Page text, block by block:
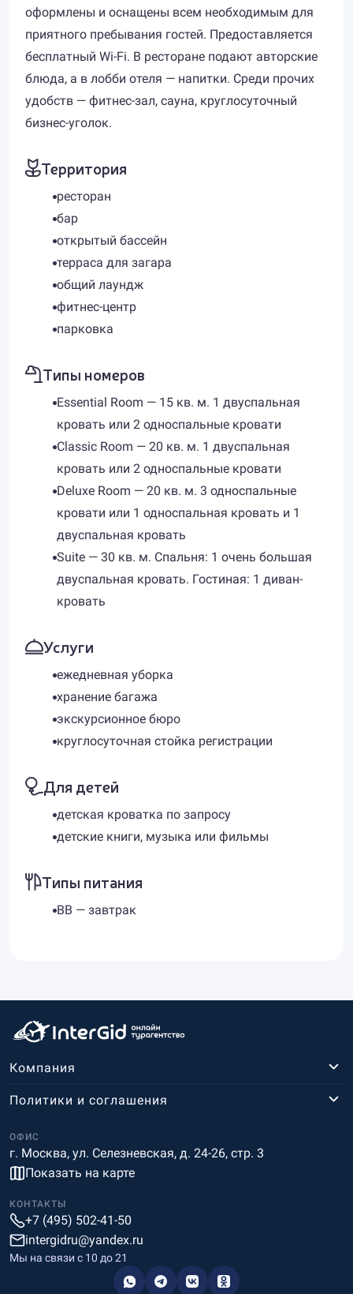
оформлены и оснащены всем необходимым для
приятного пребывания гостей. Предоставляется
бесплатный Wi-Fi. В ресторане подают авторские
блюда, а в лобби отеля — напитки. Среди прочих
удобств — фитнес-зал, сауна, круглосуточный
бизнес-уголок.
Территория
ресторан
бар
открытый бассейн
терраса для загара
общий лаундж
фитнес-центр
парковка
Типы номеров
Essential Room — 15 кв. м. 1 двуспальная
кровать или 2 односпальные кровати
Classic Room — 20 кв. м. 1 двуспальная
кровать или 2 односпальные кровати
Deluxe Room — 20 кв. м. 3 односпальные
кровати или 1 односпальная кровать и 1
двуспальная кровать
Suite — 30 кв. м. Спальня: 1 очень большая
двуспальная кровать. Гостиная: 1 диван-
кровать
Услуги
ежедневная уборка
хранение багажа
экскурсионное бюро
круглосуточная стойка регистрации
Для детей
детская кроватка по запросу
детские книги, музыка или фильмы
Типы питания
BB — завтрак
Компания
ОФИС
г. Москва, ул. Селезневская, д. 24-26, стр. 3
Показать на карте
Политики и соглашения
КОНТАКТЫ
+7 (495) 502-41-50
intergidru@yandex.ru
Мы на связи c 10 до 21